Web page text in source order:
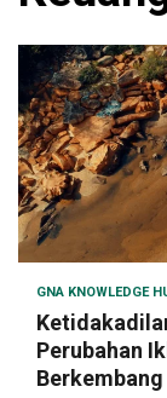
GNA KNOWLEDGE
Perubahan
Berkembang